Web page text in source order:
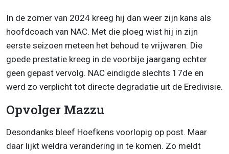
In de zomer van 2024 kreeg hij dan weer zijn kans als
hoofdcoach van NAC. Met die ploeg wist hij in zijn
eerste seizoen meteen het behoud te vrijwaren. Die
goede prestatie kreeg in de voorbije jaargang echter
geen gepast vervolg. NAC eindigde slechts 17de en
werd zo verplicht tot directe degradatie uit de Eredivisie.
Opvolger Mazzu
Desondanks bleef Hoefkens voorlopig op post. Maar
daar lijkt weldra verandering in te komen. Zo meldt